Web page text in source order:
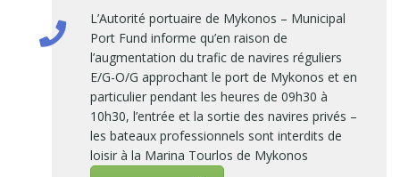
L’Autorité portuaire de Mykonos – Municipal
Port Fund informe qu’en raison de
l’augmentation du trafic de navires réguliers
E/G-O/G approchant le port de Mykonos et en
particulier pendant les heures de 09h30 à
10h30, l’entrée et la sortie des navires privés –
les bateaux professionnels sont interdits de
loisir à la Marina Tourlos de Mykonos